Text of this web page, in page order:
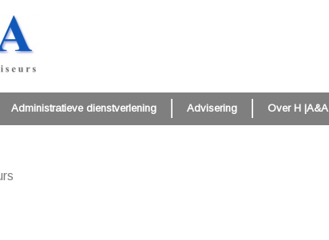
Administratieve dienstverlening Advisering Over H |A&A